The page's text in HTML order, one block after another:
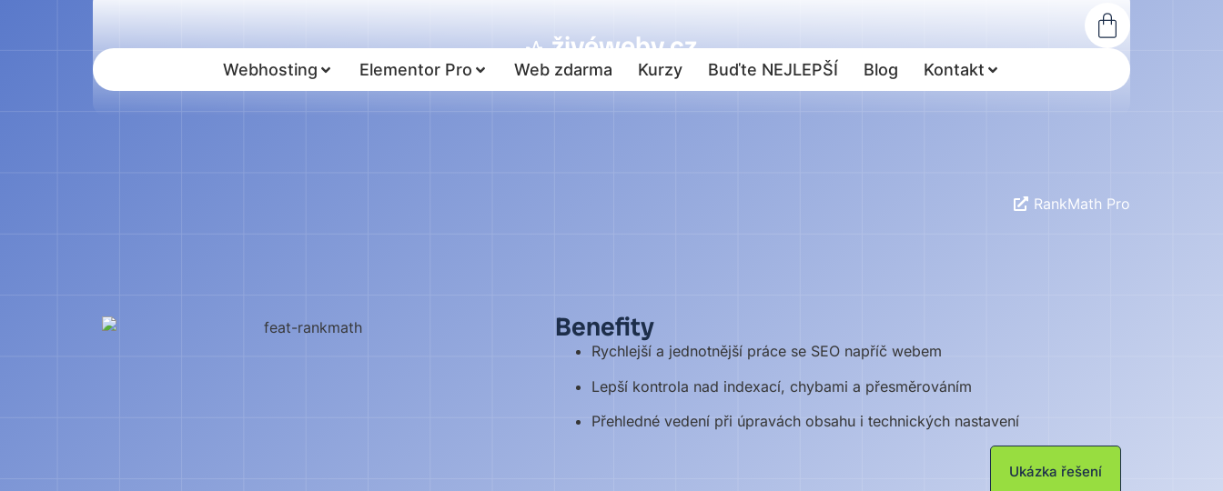
živéweby.cz
Webhosting Elementor Pro Web zdarma Kurzy Buďte NEJLEPŠÍ Blog Kontakt
RankMath Pro
Benefity
Rychlejší a jednotnější práce se SEO napříč webem
Lepší kontrola nad indexací, chybami a přesměrováním
Přehledné vedení při úpravách obsahu i technických nastavení
Ukázka řešení